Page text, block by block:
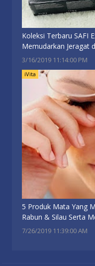
Koleksi Terbaru SAFI
Memudarkan Jeragat
3/16/2019 11:14:00 PM
iVita
5 Produk Mata Yang
Rabun & Silau Serta
7/26/2019 11:39:00 AM